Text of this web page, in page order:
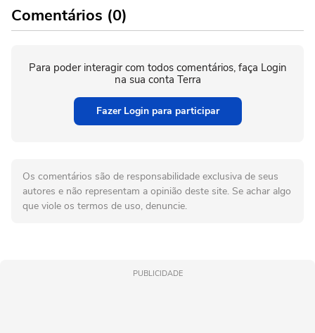
Comentários (0)
Para poder interagir com todos comentários, faça Login
na sua conta Terra
Fazer Login para participar
Os comentários são de responsabilidade exclusiva de seus
autores e não representam a opinião deste site. Se achar algo
que viole os termos de uso, denuncie.
PUBLICIDADE